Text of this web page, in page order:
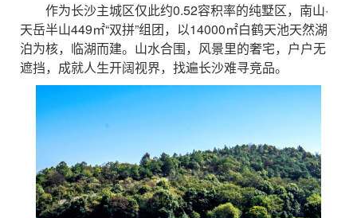
作为长沙主城区仅此约0.52容积率的纯墅区，南山·
天岳半山449㎡“双拼”组团，以14000㎡白鹤天池天然湖
泊为核，临湖而建。山水合围，风景里的奢宅，户户无
遮挡，成就人生开阔视界，找遍长沙难寻竞品。